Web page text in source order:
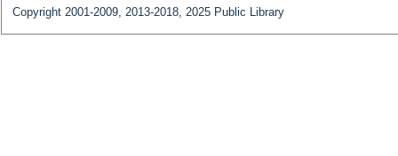
Copyright 2001-2009, 2013-2018, 2025 Public Library